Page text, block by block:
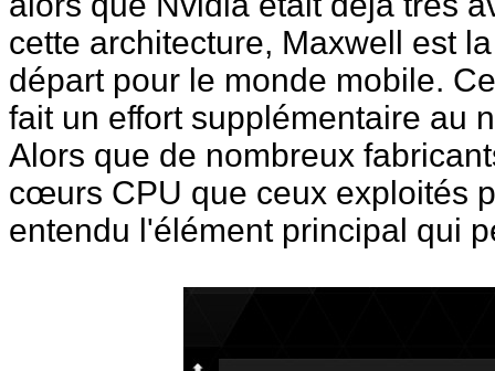
cette architecture, Maxwell est
départ pour le monde mobile.
fait un effort supplémentaire au
Alors que de nombreux
cœurs CPU que ceux exploités
entendu l'élément principal qui